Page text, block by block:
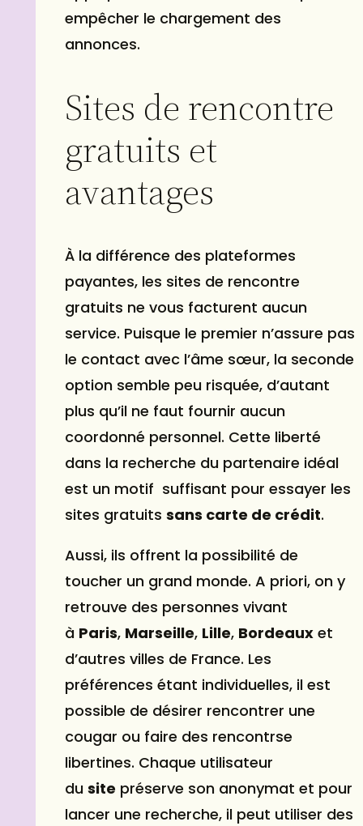
empêcher le chargement des
annonces.
Sites de rencontre
gratuits et
avantages
À la différence des plateformes
payantes, les sites de rencontre
gratuits ne vous facturent aucun
service. Puisque le premier n’assure pas
le contact avec l’âme sœur, la seconde
option semble peu risquée, d’autant
plus qu’il ne faut fournir aucun
coordonné personnel. Cette liberté
dans la recherche du partenaire idéal
est un motif suffisant pour essayer les
sites gratuits sans carte de crédit.
Aussi, ils offrent la possibilité de
toucher un grand monde. A priori, on y
retrouve des personnes vivant
à Paris, Marseille, Lille, Bordeaux et
d’autres villes de France. Les
préférences étant individuelles, il est
possible de désirer rencontrer une
cougar ou faire des rencontrse
libertines. Chaque utilisateur
du site préserve son anonymat et pour
lancer une recherche, il peut utiliser des